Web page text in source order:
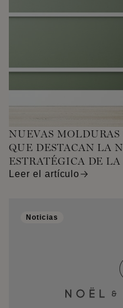
NUEVAS
QUE DESTACAN LA
ESTRATÉGICA DE LA
Leer el artículo
Noticias